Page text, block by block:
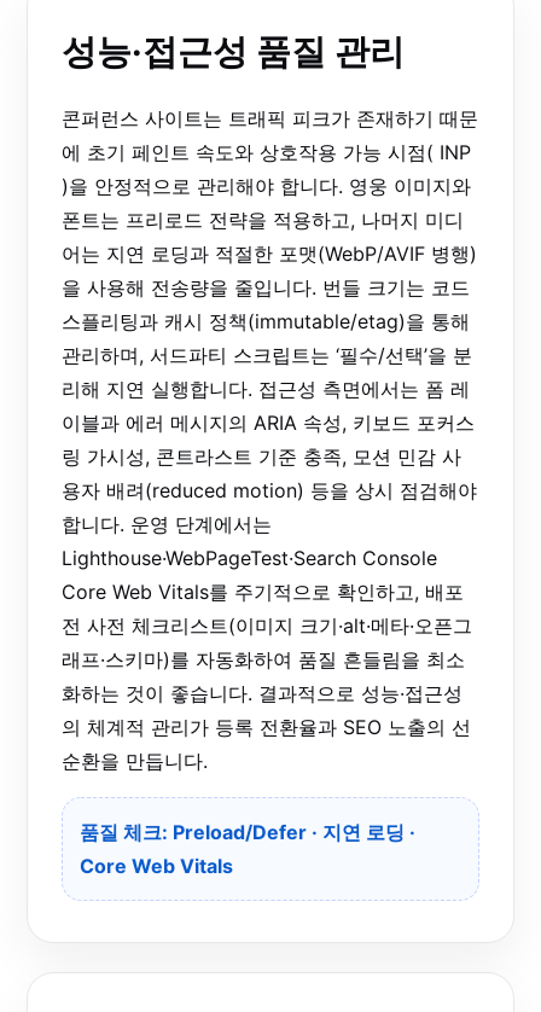
성능·접근성 품질 관리
콘퍼런스 사이트는 트래픽 피크가 존재하기 때문
에 초기 페인트 속도와 상호작용 가능 시점( INP
)을 안정적으로 관리해야 합니다. 영웅 이미지와
폰트는 프리로드 전략을 적용하고, 나머지 미디
어는 지연 로딩과 적절한 포맷(WebP/AVIF 병행)
을 사용해 전송량을 줄입니다. 번들 크기는 코드
스플리팅과 캐시 정책(immutable/etag)을 통해
관리하며, 서드파티 스크립트는 ‘필수/선택’을 분
리해 지연 실행합니다. 접근성 측면에서는 폼 레
이블과 에러 메시지의 ARIA 속성, 키보드 포커스
링 가시성, 콘트라스트 기준 충족, 모션 민감 사
용자 배려(reduced motion) 등을 상시 점검해야
합니다. 운영 단계에서는
Lighthouse·WebPageTest·Search Console
Core Web Vitals를 주기적으로 확인하고, 배포
전 사전 체크리스트(이미지 크기·alt·메타·오픈그
래프·스키마)를 자동화하여 품질 흔들림을 최소
화하는 것이 좋습니다. 결과적으로 성능·접근성
의 체계적 관리가 등록 전환율과 SEO 노출의 선
순환을 만듭니다.
품질 체크: Preload/Defer · 지연 로딩 ·
Core Web Vitals